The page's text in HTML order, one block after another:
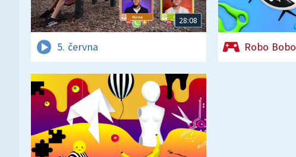
28:08
5. června Robo Bobo